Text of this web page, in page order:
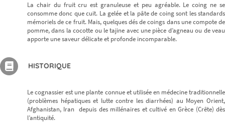
La chair du fruit cru est granuleuse et peu agréable. Le coing ne se
consomme donc que cuit. La gelée et la pâte de coing sont les standards
mémoriels de ce fruit. Mais, quelques dés de coings dans une compote de
pomme, dans la cocotte ou le tajine avec une pièce d’agneau ou de veau
apporte une saveur délicate et profonde incomparable.
HISTORIQUE
Le cognassier est une plante connue et utilisée en médecine traditionnelle
(problèmes hépatiques et lutte contre les diarrhées) au Moyen Orient,
Afghanistan, Iran depuis des millénaires et cultivé en Grèce (Crête) dès
l’antiquité.